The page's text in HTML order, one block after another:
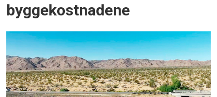
byggekostnadene